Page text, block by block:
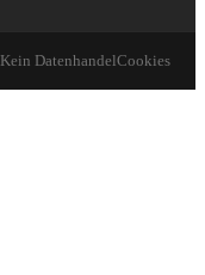
Kein DatenhandelCookies